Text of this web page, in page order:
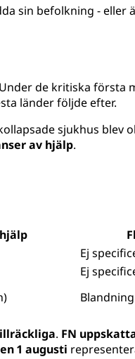
sin befolkning - eller
de kritiska första
länder följde efter.
sjukhus blev
av hjälp.
Ej
Ej
. FN
1 augusti